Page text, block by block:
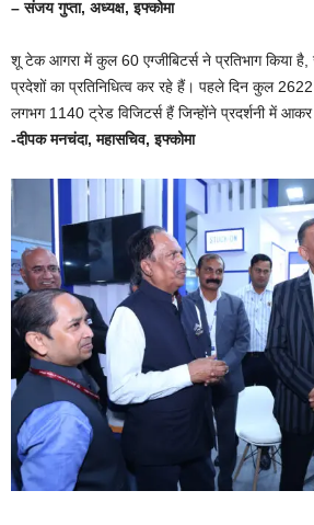
– संजय गुप्ता, अध्यक्ष, इफ्कोमा
शू टेक आगरा में कुल 60 एग्जीबिटर्स ने प्रतिभाग किया
प्रदेशों का प्रतिनिधित्व कर रहे हैं। पहले दिन कुल
लगभग 1140 ट्रेड विजिटर्स हैं जिन्होंने प्रदर्शनी में
-दीपक मनचंदा, महासचिव, इफ्कोमा